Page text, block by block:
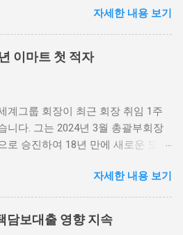
를 살펴보겠습니다. 금융위 감독규
는 비영리법인에 대한 감독규정을
는 방향으로 나아가고 있습니다.
재정적 자립을 도모하기 위한 조
은 일반적으로 기업과는 다른 목
적 어려움이 지속되면서 이들 법인
있습니다. 채권 매입을 통해 자금
것은, 이들 법인이 운영에 필요한
수 있는 기회를 제공할 것입니다.
법인이 보다 안정적으로 사업을 운
것이라는 점에서 긍정적인 영향을
통한 자금 조달은 많은 비영리법인
자세한 내용 보기
이마트 첫 적자
계그룹 회장이 최근 회장 취임 1주
니다. 그는 2024년 3월 총괄부회장
로 승진하여 18년 만에 새로운 모습
자를 기록했는데, 이는 여러 이유가
작용한 결과입니다. 정용진 회장의
정용진 회장이 신세계그룹의 새로
취임한 지 1년이 되었고, 그의 리더
자세한 내용 보기
담보대출 영향 지속